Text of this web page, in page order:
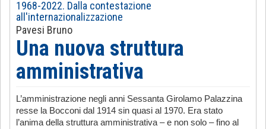
1968-2022. Dalla contestazione
all'internazionalizzazione
Pavesi Bruno
Una nuova struttura
amministrativa
L’amministrazione negli anni Sessanta Girolamo Palazzina
resse la Bocconi dal 1914 sin quasi al 1970. Era stato
l’anima della struttura amministrativa – e non solo – fino al